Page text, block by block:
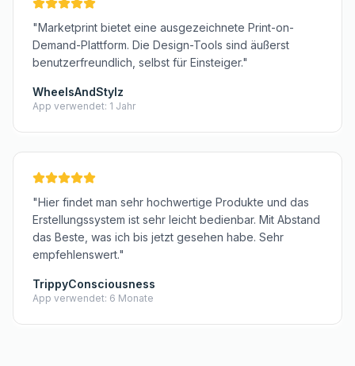
"Marketprint bietet eine ausgezeichnete Print-on-
Demand-Plattform. Die Design-Tools sind äußerst
benutzerfreundlich, selbst für Einsteiger."
WheelsAndStylz
App verwendet: 1 Jahr
"Hier findet man sehr hochwertige Produkte und das
Erstellungssystem ist sehr leicht bedienbar. Mit Abstand
das Beste, was ich bis jetzt gesehen habe. Sehr
empfehlenswert."
TrippyConsciousness
App verwendet: 6 Monate